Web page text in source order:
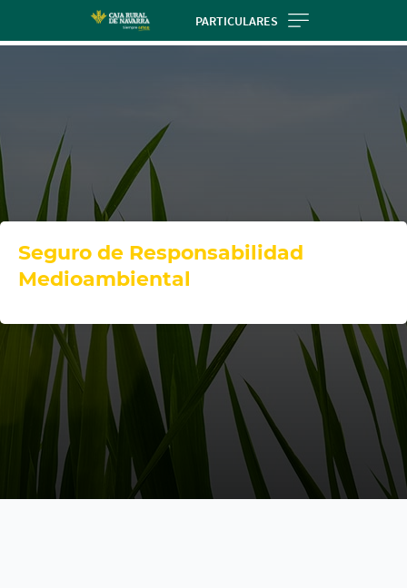
PARTICULARES
Seguro de Responsabilidad
Medioambiental